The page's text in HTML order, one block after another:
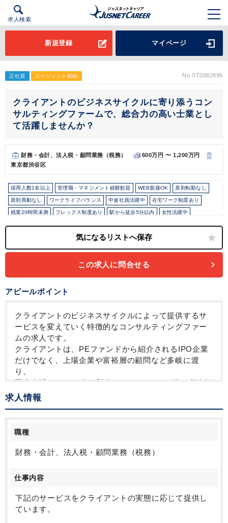
求人検索
新規登録 マイページ
正社員 エージェント経由 No.ST0082995
クライアントのビジネスサイクルに寄り添うコン
サルティングファームで、総合力の高い士業とし
て活躍しませんか？
財務・会計、法人税・顧問業務（税務）
600万円 〜 1,200万円
東京都渋谷区
採用人数2名以上 管理職・マネジメント経験歓迎 WEB面接OK 原則転勤なし
原則異動なし ワークライフバランス 中途社員活躍中 在宅ワーク制度あり
残業20時間未満 フレックス制度あり 駅から徒歩5分以内 女性活躍中
この求人に問合せる
アピールポイント
クライアントのビジネスサイクルによって提供するサ
ービスを変えていく特徴的なコンサルティングファー
ムの求人です。
クライアントは、PEファンドから紹介されるIPO企業
だけでなく、上場企業や富裕層の顧問など多岐に渡
り、
再生支援やM&Aに伴う財務DDやPMI、その後の税務顧
問など、取り扱う案件もまさにクライアントのビジネ
スサイクルに対して様々です。
代表は、大手からブティック系ファームなどを経て独
立されており、何かに特化していくというよりも
クライアントのビジネスサイクルに寄り添っていくこ
結果的に会社の利益に繋がるという考えの下、現在の
サービス提供の形にたどりついていらっしゃいます。
そのため、同社ではコンサルとして、士業としての総
求人情報
職種
財務・会計、法人税・顧問業務（税務）
仕事内容
下記のサービスをクライアントの実態に応じて提供し
ています。